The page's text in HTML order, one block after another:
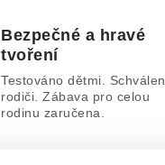
Bezpečné a hravé
tvoření
Testováno dětmi.
rodiči. Zábava pro celou
rodinu zaručena.